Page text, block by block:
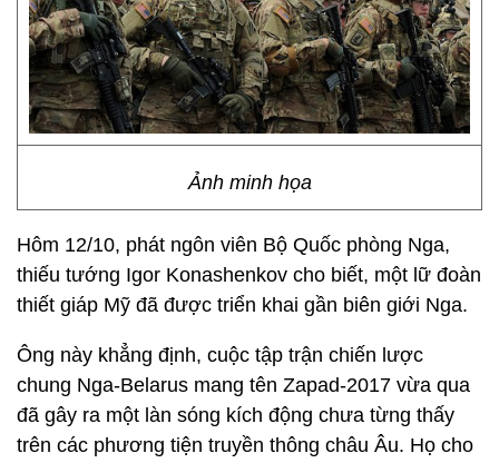
Ảnh minh họa
Hôm 12/10, phát ngôn viên Bộ Quốc phòng Nga,
thiếu tướng Igor Konashenkov cho biết, một lữ đoàn
thiết giáp Mỹ đã được triển khai gần biên giới Nga.
Ông này khẳng định, cuộc tập trận chiến lược
chung Nga-Belarus mang tên Zapad-2017 vừa qua
đã gây ra một làn sóng kích động chưa từng thấy
trên các phương tiện truyền thông châu Âu. Họ cho